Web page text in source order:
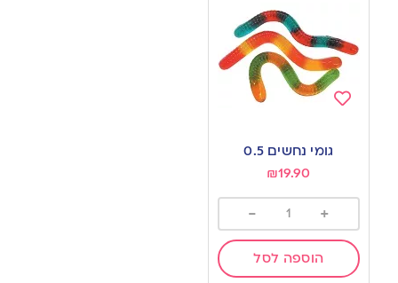
גומי נחשים 0.5
₪19.90
+
-
הוספה לסל